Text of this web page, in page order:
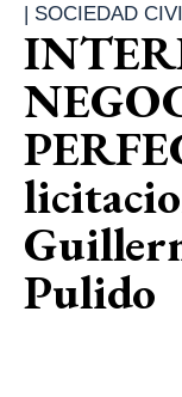
| SOCIEDAD
Pulido